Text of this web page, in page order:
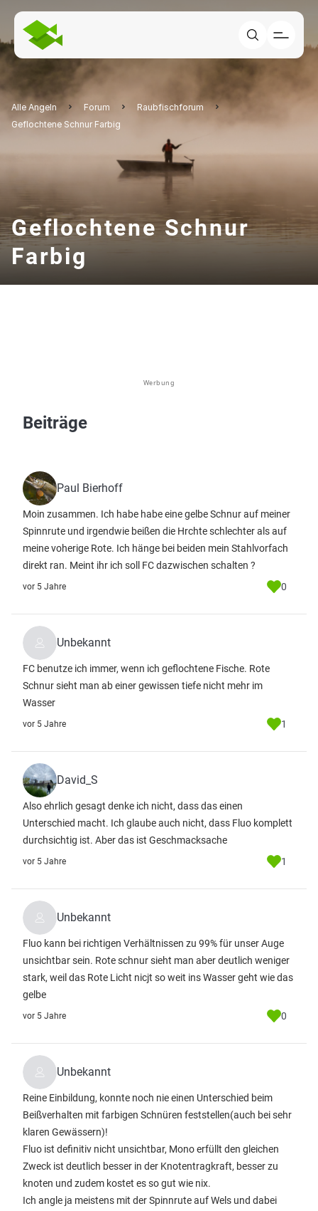
Alle Angeln Forum
Raubfischforum
Geflochtene Schnur Farbig
Geflochtene Schnur
Farbig
Werbung
Beiträge
Paul Bierhoff
Moin zusammen. Ich habe habe eine gelbe Schnur auf meiner
Spinnrute und irgendwie beißen die Hrchte schlechter als auf
meine voherige Rote. Ich hänge bei beiden mein Stahlvorfach
direkt ran. Meint ihr ich soll FC dazwischen schalten ?
vor 5 Jahre 0
Unbekannt
FC benutze ich immer, wenn ich geflochtene Fische. Rote
Schnur sieht man ab einer gewissen tiefe nicht mehr im
Wasser
vor 5 Jahre 1
David_S
Also ehrlich gesagt denke ich nicht, dass das einen
Unterschied macht. Ich glaube auch nicht, dass Fluo komplett
durchsichtig ist. Aber das ist Geschmacksache
vor 5 Jahre 1
Unbekannt
Fluo kann bei richtigen Verhältnissen zu 99% für unser Auge
unsichtbar sein. Rote schnur sieht man aber deutlich weniger
stark, weil das Rote Licht nicjt so weit ins Wasser geht wie das
gelbe
vor 5 Jahre 0
Unbekannt
Reine Einbildung, konnte noch nie einen Unterschied beim
Beißverhalten mit farbigen Schnüren feststellen(auch bei sehr
klaren Gewässern)!
Fluo ist definitiv nicht unsichtbar, Mono erfüllt den gleichen
Zweck ist deutlich besser in der Knotentragkraft, besser zu
knoten und zudem kostet es so gut wie nix.
Ich angle ja meistens mit der Spinnrute auf Wels und dabei